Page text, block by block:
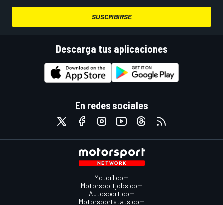
SUSCRIBIRSE
Descarga tus aplicaciones
En redes sociales
Motor1.com
Motorsportjobs.com
Autosport.com
Motorsportstats.com